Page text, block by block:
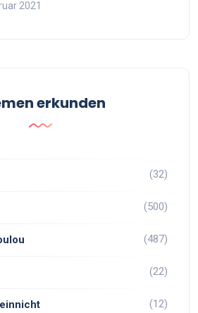
2021
erkunden
(32)
(500)
(487)
(22)
(12)